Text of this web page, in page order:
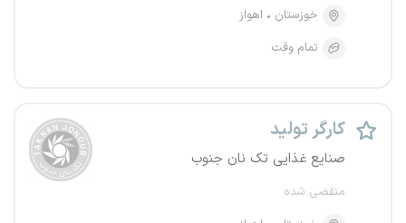
خوزستان
اهواز
تمام وقت
کارگر تولید
صنایع غذایی تک نان جنوب
منقضی شده